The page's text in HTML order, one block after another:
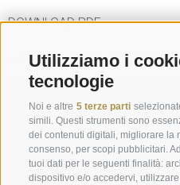
Utilizziamo i
tecnologie
Noi e altre 5 terze parti
simili. Questi strumenti sono
dei contenuti digitali, migliorare la
consenso, per scopi pubblicitari.
tuoi dati per le seguenti finalità:
dispositivo e/o accedervi,
DOWNLOAD PDF
« Torna a tutti gli eventi
+39